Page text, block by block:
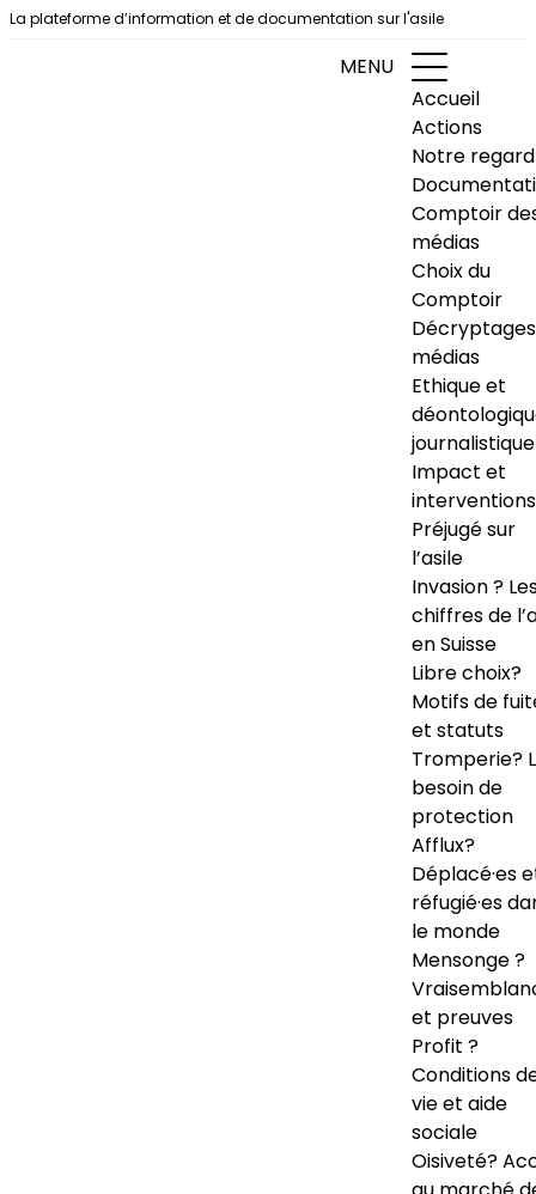
Aller au contenu
La plateforme d’information et de documentation sur l'asile
MENU
Accueil
Actions
Notre regard
Comptoir
médias
Choix du
Comptoir
Décryptages
médias
Ethique et
journalistique
Impact et
interventions
Préjugé sur
l’asile
Invasion ?
chiffres de
en Suisse
Libre choix?
Motifs de
et statuts
Tromperie?
besoin de
protection
Afflux?
Déplacé·es
réfugié·es
le monde
Mensonge ?
et preuves
Profit ?
Conditions
vie et aide
sociale
Oisiveté?